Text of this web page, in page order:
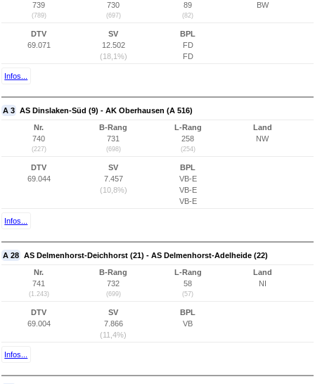
739
(789)
730
(697)
89
(82)
BW
DTV
69.071
SV
12.502
(18,1%)
BPL
FD
FD
Infos...
A 3 AS Dinslaken-Süd (9) - AK Oberhausen (A 516)
Nr.
740
(227)
B-Rang
731
(698)
L-Rang
258
(254)
Land
NW
DTV
69.044
SV
7.457
(10,8%)
BPL
VB-E
VB-E
VB-E
Infos...
A 28 AS Delmenhorst-Deichhorst (21) - AS Delmenhorst-Adelheide (22)
Nr.
741
(1.243)
B-Rang
732
(699)
L-Rang
58
(57)
Land
NI
DTV
69.004
SV
7.866
(11,4%)
BPL
VB
Infos...